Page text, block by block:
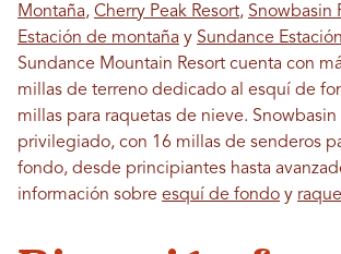
Montaña, Cherry Peak Resort, Snowbasin
Estación de montaña y Sundance
Sundance Mountain Resort cuenta con
millas de terreno dedicado al esquí de
millas para raquetas de nieve.
privilegiado, con 16 millas de senderos
fondo, desde principiantes hasta
información sobre esquí de fondo y